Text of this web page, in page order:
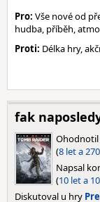
Pro: Vše nové od
hudba, příběh,
Proti: Délka hry,
fak
Ohodnotil
(8 let a
Napsal
(10 let a
Diskutoval u hry